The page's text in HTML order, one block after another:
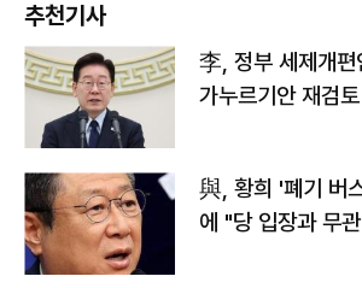
추천기사
李, 정부 세제개
가누르기안 재검토
與, 황희 '폐기 버
에 "당 입장과 무